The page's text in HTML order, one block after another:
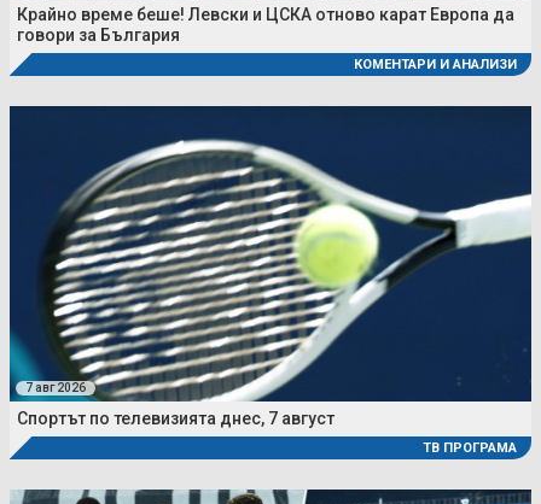
Крайно време беше! Левски и ЦСКА отново карат Европа да
говори за България
КОМЕНТАРИ И АНАЛИЗИ
7 авг 2026
Спортът по телевизията днес, 7 август
ТВ ПРОГРАМА